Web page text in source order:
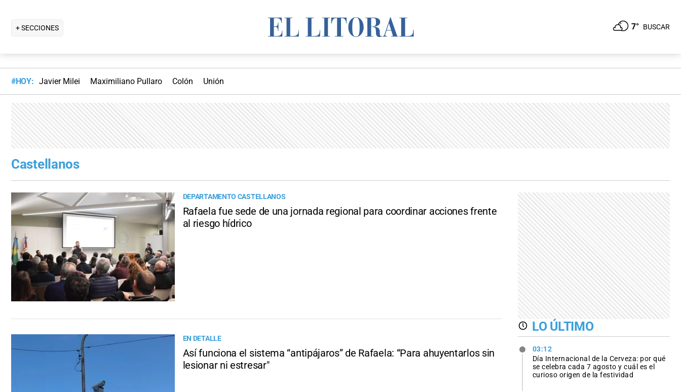
+ SECCIONES 7° BUSCAR
#HOY: Javier Milei Maximiliano Pullaro Colón Unión
Castellanos
DEPARTAMENTO CASTELLANOS
Rafaela fue sede de una jornada regional para coordinar acciones frente
al riesgo hídrico
EN DETALLE
Así funciona el sistema “antipájaros” de Rafaela: “Para ahuyentarlos sin
lesionar ni estresar"
LO ÚLTIMO
03:12
Día Internacional de la Cerveza: por qué
se celebra cada 7 agosto y cuál es el
curioso origen de la festividad